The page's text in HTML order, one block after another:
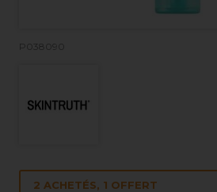
P038090
2 ACHETÉS, 1 OFFERT